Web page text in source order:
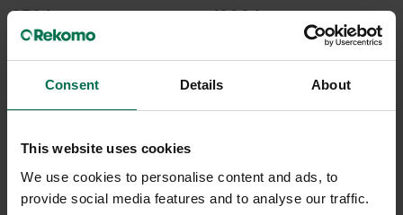
Consent Details About
This website uses cookies
We use cookies to personalise content and ads, to
provide social media features and to analyse our traffic.
950 kr
Hyr från26kr
1300 kr
/mån